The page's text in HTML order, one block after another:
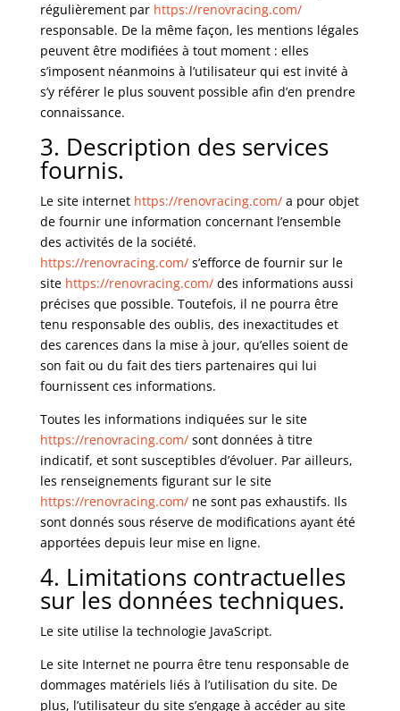
régulièrement par https://renovracing.com/
responsable. De la même façon, les mentions légales
peuvent être modifiées à tout moment : elles
s’imposent néanmoins à l’utilisateur qui est invité à
s’y référer le plus souvent possible afin d’en prendre
connaissance.
3. Description des services
fournis.
Le site internet https://renovracing.com/a pour objet
de fournir une information concernant l’ensemble
des activités de la société.
https://renovracing.com/s’efforce de fournir sur le
site https://renovracing.com/des informations aussi
précises que possible. Toutefois, il ne pourra être
tenu responsable des oublis, des inexactitudes et
des carences dans la mise à jour, qu’elles soient de
son fait ou du fait des tiers partenaires qui lui
fournissent ces informations.
Toutes les informations indiquées sur le site
https://renovracing.com/sont données à titre
indicatif, et sont susceptibles d’évoluer. Par ailleurs,
les renseignements figurant sur le site
https://renovracing.com/ne sont pas exhaustifs. Ils
sont donnés sous réserve de modifications ayant été
apportées depuis leur mise en ligne.
4. Limitations contractuelles
sur les données techniques.
Le site utilise la technologie JavaScript.
Le site Internet ne pourra être tenu responsable de
dommages matériels liés à l’utilisation du site. De
plus, l’utilisateur du site s’engage à accéder au site